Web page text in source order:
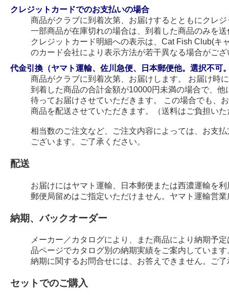
クレジットカードでのお支払いの場合
商品がクラブに到着次第、お届けするとともにクレ
一部商品が在庫切れの場合は、到着した商品のみを
クレジットカード明細への表示は、Cat Fish Club(キ
のカード会社により表示方法が若干異なる場合がござ
代金引換（ヤマト運輸、佐川急便、日本郵便他。選択不可
商品がクラブに到着次第、お届けします。 お届け時
到着した商品の合計金額が10000円未満の場合で、
待ってお届けさせていただきます。 この場合でも、
商品を配送させていただきます。（送料はご負担い
相当数のご注文など、ご注文内容によっては、お支
ございます。ご了承ください。
配送
お届けにはヤマト運輸、日本郵便または西濃運輸を
郵便局留めはご指定いただけません。ヤマト運輸営
納期、バックオーダー
メーカー／カタログにより、また商品により納期予
品ページでカタログ別の納期実績をご案内しています
納期に関するお問合せには、お答えできません。ご
セットでのご購入